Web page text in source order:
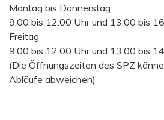
Montag bis Donnerstag
9:00 bis 12:00 Uhr und 13:00 bis
Freitag
9:00 bis 12:00 Uhr und 13:00 bis
(Die Öffnungszeiten des SPZ
Abläufe abweichen)